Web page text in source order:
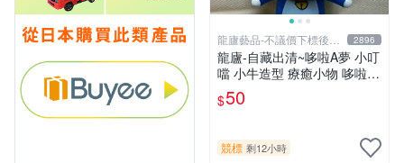
龍廬藝品-不議價下標後請
告知
2896
龍廬-自藏出清~哆啦A夢 小叮
噹 小牛造型 療癒小物 哆啦A
夢牛造型公仔珠鍊吊飾 身體
可動/只有一個
$50
競標 剩12小時